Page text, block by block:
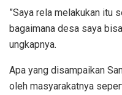
”Saya rela melakukan itu
bagaimana desa saya
ungkapnya.
Apa yang disampaikan
oleh masyarakatnya